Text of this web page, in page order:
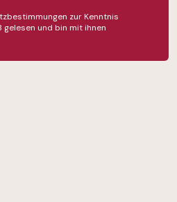
zur Kenntnis
gelesen und bin mit ihnen